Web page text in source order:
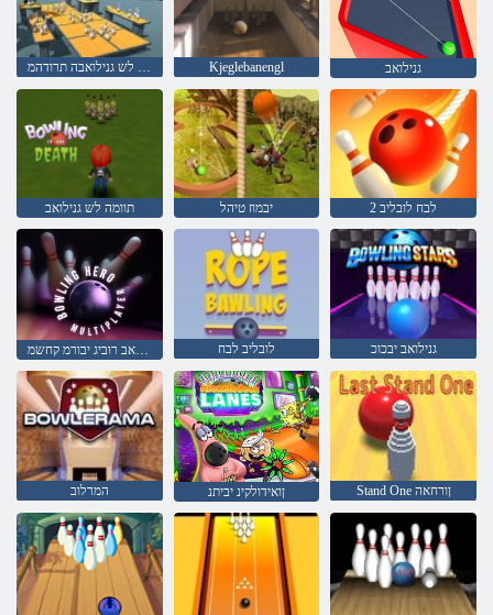
Kjeglebanengl גנילואב
תוומה לש גנילואב יבמוז טיהל 2 לבח לובליב
גנילואב רוביג יבורמ קחשמ לובליב לבח גנילואב יבכוכ
המרלוב ןואידולקינ יביתנ Stand One ןורחאה